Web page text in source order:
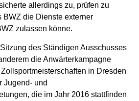
allerdings zu, prüfen zu
BWZ die Dienste externer
zulassen könne.
des Ständigen Ausschusses
die Anwärterkampagne
in Dresden
Jugend- und
die im Jahr 2016 stattfinden